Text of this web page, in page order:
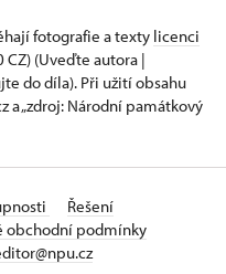
fotografie a texty licenci
CZ) (Uveďte autora |
do díla). Při užití obsahu
a „zdroj: Národní památkový
Řešení
obchodní podmínky